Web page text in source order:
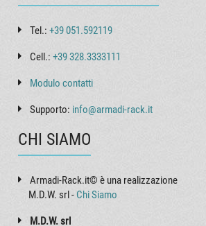
Tel.:+39 051.592119
Cell.:+39 328.3333111
Modulo contatti
Supporto: info@armadi-rack.it
CHI SIAMO
Armadi-Rack.it© è una realizzazione
M.D.W. srl - Chi Siamo
M.D.W. srl